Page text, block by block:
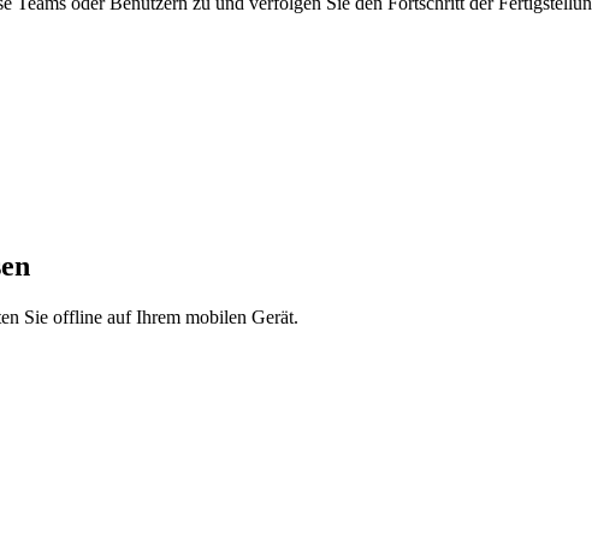
Sie offline auf Ihrem mobilen Gerät.